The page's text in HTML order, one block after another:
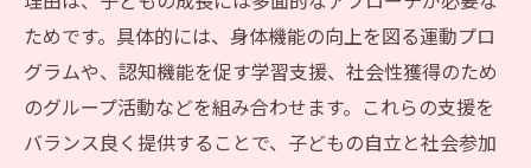
ためです。具体的には、身体機能の向上を図る運動プロ
グラムや、認知機能を促す学習支援、社会性獲得のため
のグループ活動などを組み合わせます。これらの支援を
バランス良く提供することで、子どもの自立と社会参加